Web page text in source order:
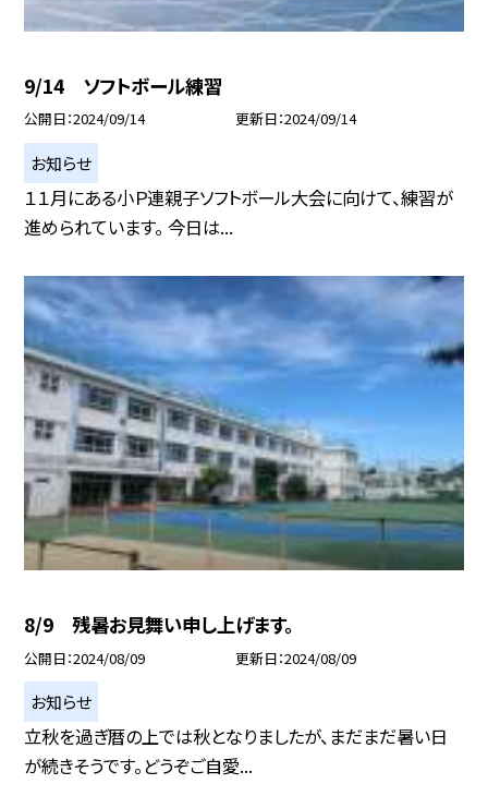
9/14 ソフトボール練習
公開日 2024/09/14 更新日 2024/09/14
お知らせ
１１月にある小Ｐ連親子ソフトボール大会に向けて、練習が
進められています。 今日は...
8/9 残暑お見舞い申し上げます。
公開日 2024/08/09 更新日 2024/08/09
お知らせ
立秋を過ぎ暦の上では秋となりましたが、まだまだ暑い日
が続きそうです。どうぞご自愛...